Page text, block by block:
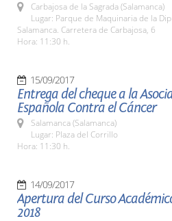
Carbajosa de la Sagrada (Salamanca)
Lugar: Parque de Maquinaria de la
Salamanca. Carretera de Carbajosa, 6
Hora: 11:30 h.
15/09/2017
Entrega del cheque a la
Española Contra el Cáncer
Salamanca (Salamanca)
Lugar: Plaza del Corrillo
Hora: 11:30 h.
14/09/2017
Apertura del Curso
2018